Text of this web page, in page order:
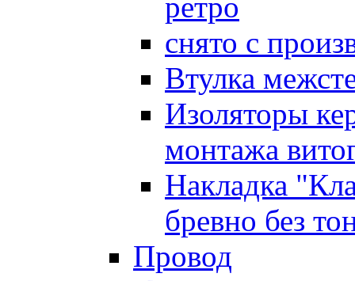
снято с
Втулка
Изоляторы
монтажа
Накладка
бревно без
Провод